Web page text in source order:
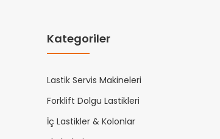
Kategoriler
Lastik Servis Makineleri
Forklift Dolgu Lastikleri
İç Lastikler & Kolonlar